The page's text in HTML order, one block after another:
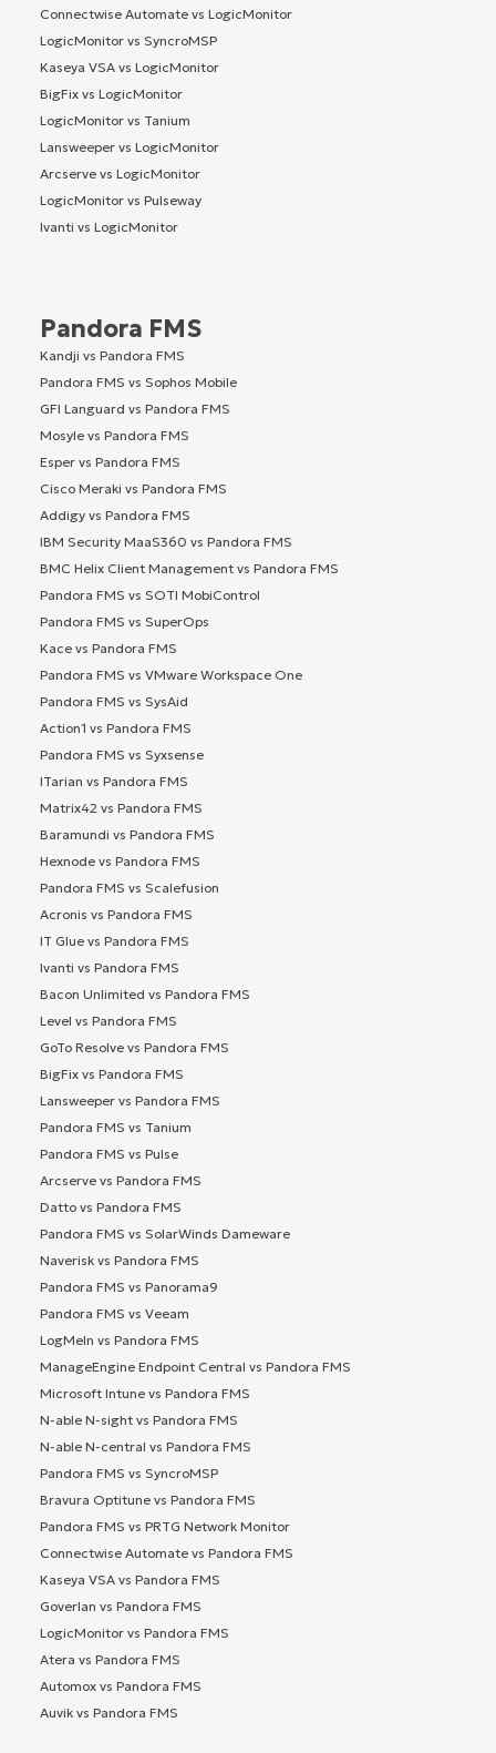
Connectwise Automate vs LogicMonitor
LogicMonitor vs SyncroMSP
Kaseya VSA vs LogicMonitor
BigFix vs LogicMonitor
LogicMonitor vs Tanium
Lansweeper vs LogicMonitor
Arcserve vs LogicMonitor
LogicMonitor vs Pulseway
Ivanti vs LogicMonitor
Pandora FMS
Kandji vs Pandora FMS
Pandora FMS vs Sophos Mobile
GFI Languard vs Pandora FMS
Mosyle vs Pandora FMS
Esper vs Pandora FMS
Cisco Meraki vs Pandora FMS
Addigy vs Pandora FMS
IBM Security MaaS360 vs Pandora FMS
BMC Helix Client Management vs Pandora FMS
Pandora FMS vs SOTI MobiControl
Pandora FMS vs SuperOps
Kace vs Pandora FMS
Pandora FMS vs VMware Workspace One
Pandora FMS vs SysAid
Action1 vs Pandora FMS
Pandora FMS vs Syxsense
ITarian vs Pandora FMS
Matrix42 vs Pandora FMS
Baramundi vs Pandora FMS
Hexnode vs Pandora FMS
Pandora FMS vs Scalefusion
Acronis vs Pandora FMS
IT Glue vs Pandora FMS
Ivanti vs Pandora FMS
Bacon Unlimited vs Pandora FMS
Level vs Pandora FMS
GoTo Resolve vs Pandora FMS
BigFix vs Pandora FMS
Lansweeper vs Pandora FMS
Pandora FMS vs Tanium
Pandora FMS vs Pulse
Arcserve vs Pandora FMS
Datto vs Pandora FMS
Pandora FMS vs SolarWinds Dameware
Naverisk vs Pandora FMS
Pandora FMS vs Panorama9
Pandora FMS vs Veeam
LogMeIn vs Pandora FMS
ManageEngine Endpoint Central vs Pandora FMS
Microsoft Intune vs Pandora FMS
N-able N-sight vs Pandora FMS
N-able N-central vs Pandora FMS
Pandora FMS vs SyncroMSP
Bravura Optitune vs Pandora FMS
Pandora FMS vs PRTG Network Monitor
Connectwise Automate vs Pandora FMS
Kaseya VSA vs Pandora FMS
Goverlan vs Pandora FMS
LogicMonitor vs Pandora FMS
Atera vs Pandora FMS
Automox vs Pandora FMS
Auvik vs Pandora FMS